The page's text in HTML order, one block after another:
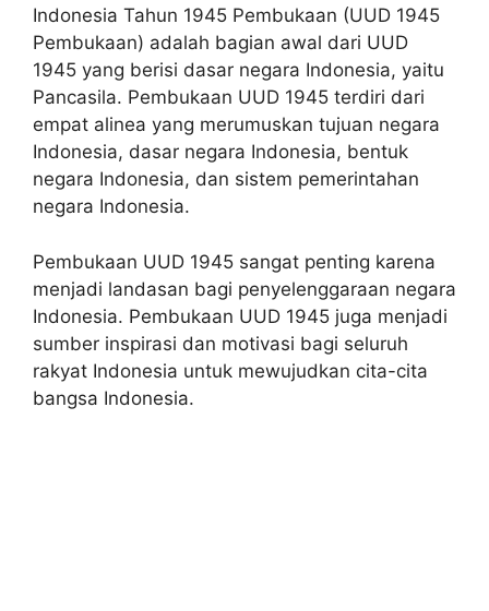
Indonesia Tahun 1945 Pembukaan (UUD 1945
Pembukaan) adalah bagian awal dari UUD
1945 yang berisi dasar negara Indonesia, yaitu
Pancasila. Pembukaan UUD 1945 terdiri dari
empat alinea yang merumuskan tujuan negara
Indonesia, dasar negara Indonesia, bentuk
negara Indonesia, dan sistem pemerintahan
negara Indonesia.
Pembukaan UUD 1945 sangat penting karena
menjadi landasan bagi penyelenggaraan negara
Indonesia. Pembukaan UUD 1945 juga menjadi
sumber inspirasi dan motivasi bagi seluruh
rakyat Indonesia untuk mewujudkan cita-cita
bangsa Indonesia.